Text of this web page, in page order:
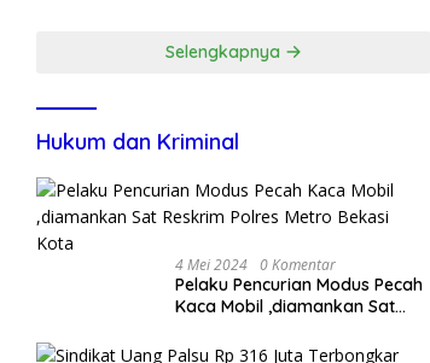
Selengkapnya
Hukum dan Kriminal
4 Mei 2024 0 Komentar
Pelaku Pencurian Modus Pecah
Kaca Mobil ,diamankan Sat
Kota